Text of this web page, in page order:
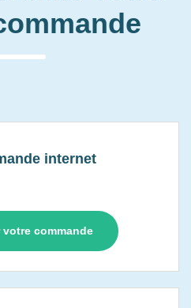
internet
votre commande